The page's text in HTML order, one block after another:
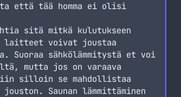
että tää homma ei olisi
sitä mitkä kulutukseen
laitteet voivat joustaa
Suoraa sähkölämmitystä et voi
mutta jos on varaava
silloin se mahdollistaa
jouston. Saunan lämmittäminen